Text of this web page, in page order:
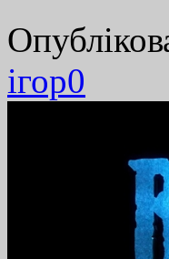
ігор0